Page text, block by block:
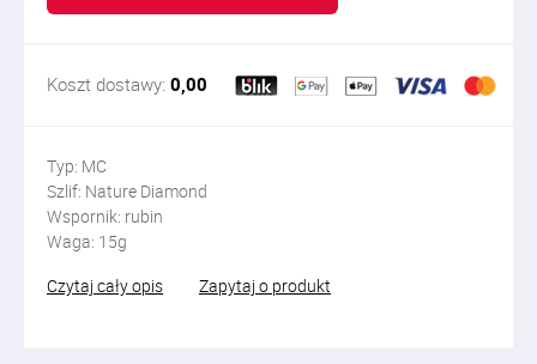
Koszt dostawy: 0,00
Typ: MC
Szlif: Nature Diamond
Wspornik: rubin
Waga: 15g
Czytaj cały opis
Zapytaj o produkt